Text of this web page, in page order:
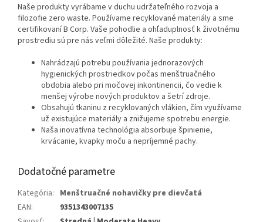
Naše produkty vyrábame v duchu udržateľného rozvoja a
filozofie zero waste. Používame recyklované materiály a sme
certifikovaní B Corp. Vaše pohodlie a ohľaduplnosť k životnému
prostrediu sú pre nás veľmi dôležité. Naše produkty:
Nahrádzajú potrebu používania jednorazových
hygienických prostriedkov počas menštruačného
obdobia alebo pri močovej inkontinencii, čo vedie k
menšej výrobe nových produktov a šetrí zdroje.
Obsahujú tkaninu z recyklovaných vlákien, čím využívame
už existujúce materiály a znižujeme spotrebu energie.
Naša inovatívna technológia absorbuje špinienie,
krvácanie, kvapky moču a nepríjemné pachy.
Dodatočné parametre
Kategória: Menštruačné nohavičky pre dievčatá
EAN:
9351343007135